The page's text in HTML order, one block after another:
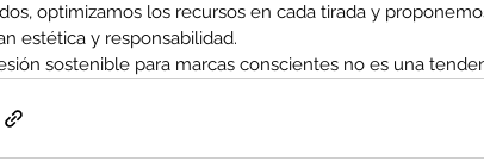
optimizamos los recursos en cada tirada y
estética y responsabilidad.
sostenible para marcas conscientes no es una